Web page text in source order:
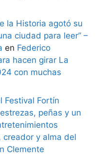
la Historia agotó su
ciudad para leer” –
en Federico
hacen girar La
con muchas
Festival Fortín
peñas y un
creador y alma del
Clemente